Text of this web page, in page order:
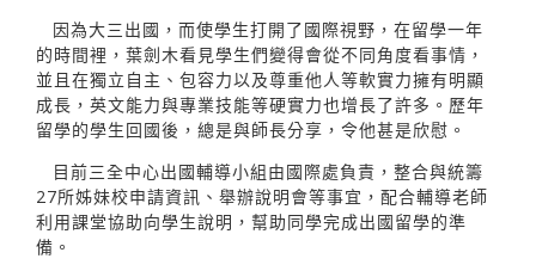
因為大三出國，而使學生打開了國際視野，在留學一年
的時間裡，葉劍木看見學生們變得會從不同角度看事情，
並且在獨立自主、包容力以及尊重他人等軟實力擁有明顯
成長，英文能力與專業技能等硬實力也增長了許多。歷年
留學的學生回國後，總是與師長分享，令他甚是欣慰。
目前三全中心出國輔導小組由國際處負責，整合與統籌
27所姊妹校申請資訊、舉辦說明會等事宜，配合輔導老師
利用課堂協助向學生說明，幫助同學完成出國留學的準
備。